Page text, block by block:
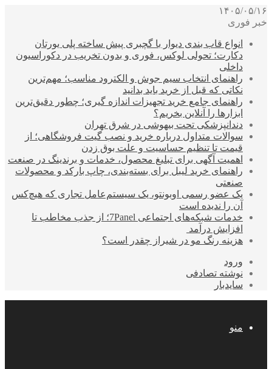
۱۴۰۵/۰۵/۱۶
خبر فوری
انواع قاب بندی دیوار با گچبری پیش ساخته پلی یورتان
دکارت؛ تحولی لوکس، فوری و بدون تخریب در دکوراسیون
داخلی
راهنمای انتخاب سیم جوش و الکترود مناسب؛ مهم‌ترین
نکاتی که قبل از خرید باید بدانید
راهنمای جامع خرید تجهیزات اندازه گیری؛ چطور دقیق‌ترین
ابزارها را آنلاین بخریم؟
دندانپزشکی تحت بیهوشی در شرق تهران
سوالات متداول درباره خرید و نصب گیت فروشگاهی؛ از
قیمت تا تنظیم حساسیت و علت بوق زدن
اهمیت آگهی برای تبلیغ محصول، خدمات و برندینگ در صنعت
راهنمای خرید لیبل برای بسته‌بندی، چاپ بارکد و محصولات
صنعتی
یک عضو رسمی اوبونتو، یک سیستم‌عامل تجاری که هیچ‌کس
آن را ندیده است
خدمات شبکه‌های اجتماعی 7Panel؛ از جذب مخاطب تا
افزایش درآمد
هزینه رنگ مو در شیراز چقدر است؟
ورود
نوشته تصادفی
سایدبار
منو